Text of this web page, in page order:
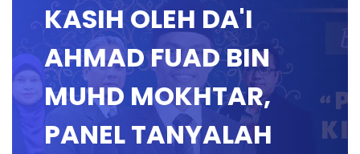
KASIH OLEH DA'I
AHMAD FUAD BIN
MUHD MOKHTAR,
PANEL TANYALAH